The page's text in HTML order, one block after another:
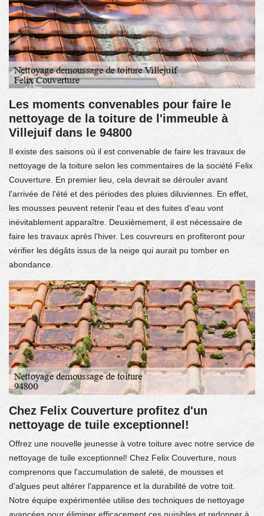
Les moments convenables pour faire le
nettoyage de la toiture de l'immeuble à
Villejuif dans le 94800
Il existe des saisons où il est convenable de faire les travaux de
nettoyage de la toiture selon les commentaires de la société Felix
Couverture. En premier lieu, cela devrait se dérouler avant
l'arrivée de l'été et des périodes des pluies diluviennes. En effet,
les mousses peuvent retenir l'eau et des fuites d'eau vont
inévitablement apparaître. Deuxièmement, il est nécessaire de
faire les travaux après l'hiver. Les couvreurs en profiteront pour
vérifier les dégâts issus de la neige qui aurait pu tomber en
abondance.
Chez Felix Couverture profitez d'un
nettoyage de tuile exceptionnel!
Offrez une nouvelle jeunesse à votre toiture avec notre service de
nettoyage de tuile exceptionnel! Chez Felix Couverture, nous
comprenons que l'accumulation de saleté, de mousses et
d'algues peut altérer l'apparence et la durabilité de votre toit.
Notre équipe expérimentée utilise des techniques de nettoyage